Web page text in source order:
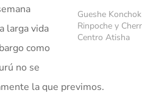
Gueshe
Rinpoche y
Centro Atisha
larga vida
como
no se
la que previmos.